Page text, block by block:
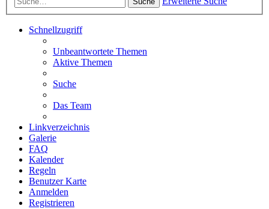
Schnellzugriff
Unbeantwortete Themen
Aktive Themen
Suche
Das Team
Linkverzeichnis
Galerie
FAQ
Kalender
Regeln
Benutzer Karte
Anmelden
Registrieren